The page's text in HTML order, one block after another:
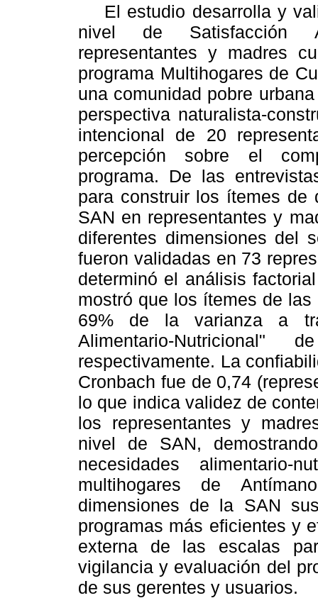
El estudio desarrolla y
nivel de Satisfacción
representantes y madres
programa Multihogares de
una comunidad pobre
perspectiva naturalista-
intencional de 20
percepción sobre el
programa. De las
para construir los ítemes
SAN en representantes y
diferentes dimensiones del
fueron validadas en 73
determinó el análisis
mostró que los ítemes de
69% de la varianza a
Alimentario-Nutricional"
respectivamente. La
Cronbach fue de 0,74
lo que indica validez de
los representantes y
nivel de SAN,
necesidades
multihogares de
dimensiones de la SAN
programas más eficientes y
externa de las escalas
vigilancia y evaluación del
de sus gerentes y usuarios.